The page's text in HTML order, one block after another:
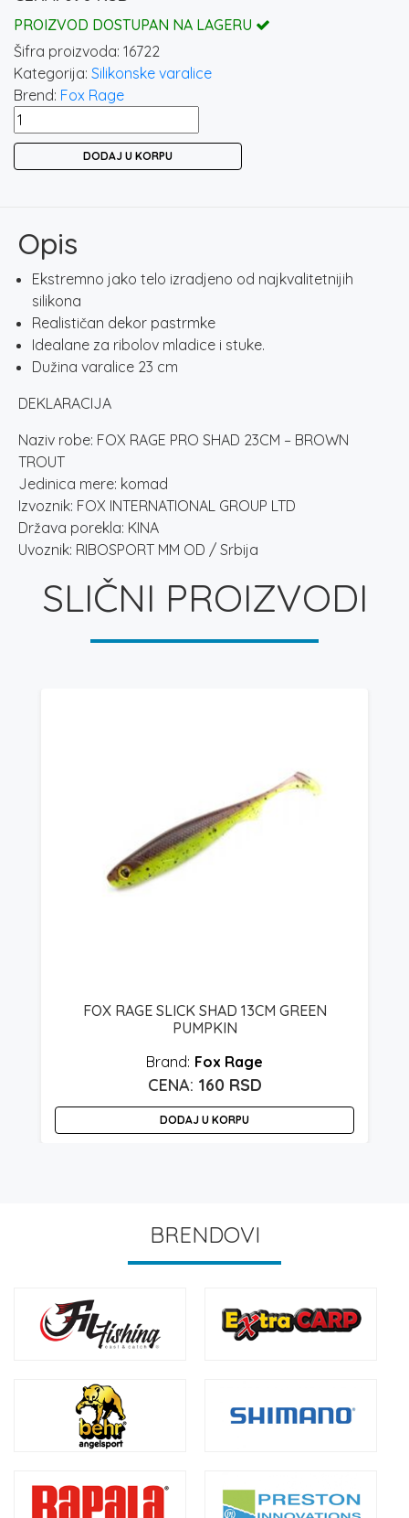
PROIZVOD DOSTUPAN NA LAGERU
Šifra proizvoda: 16722
Kategorija: Silikonske varalice
Brend: Fox Rage
FOX
RAGE
BROWN
TROUT
količina
DODAJ U KORPU
Opis
Ekstremno jako telo izradjeno od najkvalitetnijih
silikona
Realističan dekor pastrmke
Idealane za ribolov mladice i stuke.
Dužina varalice 23 cm
DEKLARACIJA
Naziv robe: FOX RAGE PRO SHAD 23CM – BROWN
TROUT
Jedinica mere: komad
Izvoznik: FOX INTERNATIONAL GROUP LTD
Država porekla: KINA
Uvoznik: RIBOSPORT MM OD / Srbija
SLIČNI PROIZVODI
FOX RAGE SLICK SHAD 13CM GREEN
PUMPKIN
Fox Rage
160 RSD
DODAJ U KORPU
BRENDOVI